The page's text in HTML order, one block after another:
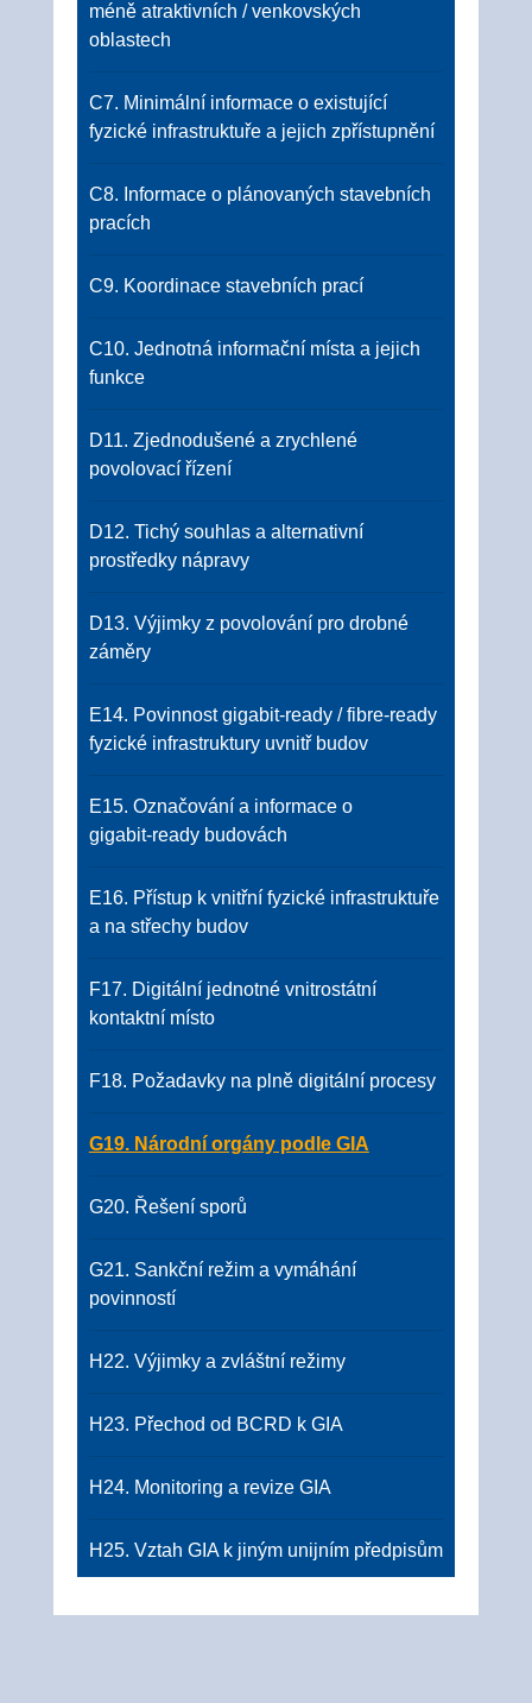
méně atraktivních / venkovských
oblastech
C7. Minimální informace o existující
fyzické infrastruktuře a jejich zpřístupnění
C8. Informace o plánovaných stavebních
pracích
C9. Koordinace stavebních prací
C10. Jednotná informační místa a jejich
funkce
D11. Zjednodušené a zrychlené
povolovací řízení
D12. Tichý souhlas a alternativní
prostředky nápravy
D13. Výjimky z povolování pro drobné
záměry
E14. Povinnost gigabit‑ready / fibre‑ready
fyzické infrastruktury uvnitř budov
E15. Označování a informace o
gigabit‑ready budovách
E16. Přístup k vnitřní fyzické infrastruktuře
a na střechy budov
F17. Digitální jednotné vnitrostátní
kontaktní místo
F18. Požadavky na plně digitální procesy
G19. Národní orgány podle GIA
G20. Řešení sporů
G21. Sankční režim a vymáhání
povinností
H22. Výjimky a zvláštní režimy
H23. Přechod od BCRD k GIA
H24. Monitoring a revize GIA
H25. Vztah GIA k jiným unijním předpisům